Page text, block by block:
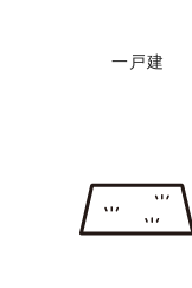
一戸建